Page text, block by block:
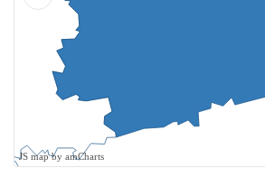
JS map by amCharts